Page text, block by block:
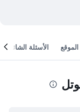
الموقع الأسئلة الشائعة